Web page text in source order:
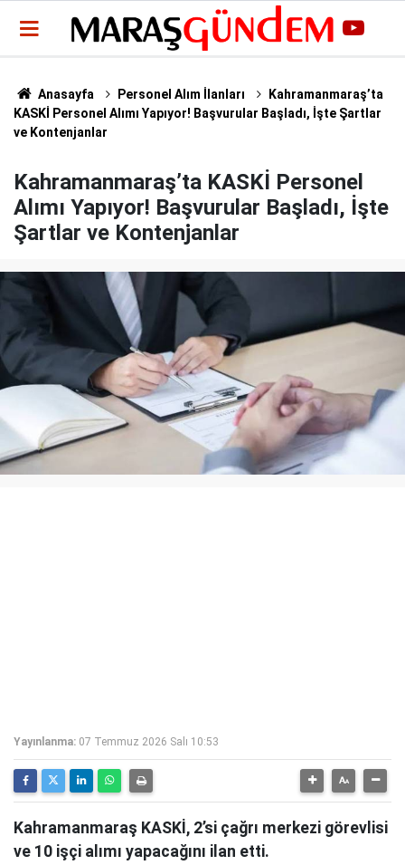
Anasayfa Personel Alım İlanları
Kahramanmaraş’ta
KASKİ Personel Alımı Yapıyor! Başvurular Başladı, İşte Şartlar
ve Kontenjanlar
Kahramanmaraş’ta KASKİ Personel
Alımı Yapıyor! Başvurular Başladı, İşte
Şartlar ve Kontenjanlar
Yayınlanma: 07 Temmuz 2026 Salı 10:53
Kahramanmaraş KASKİ, 2’si çağrı merkezi görevlisi
ve 10 işçi alımı yapacağını ilan etti.